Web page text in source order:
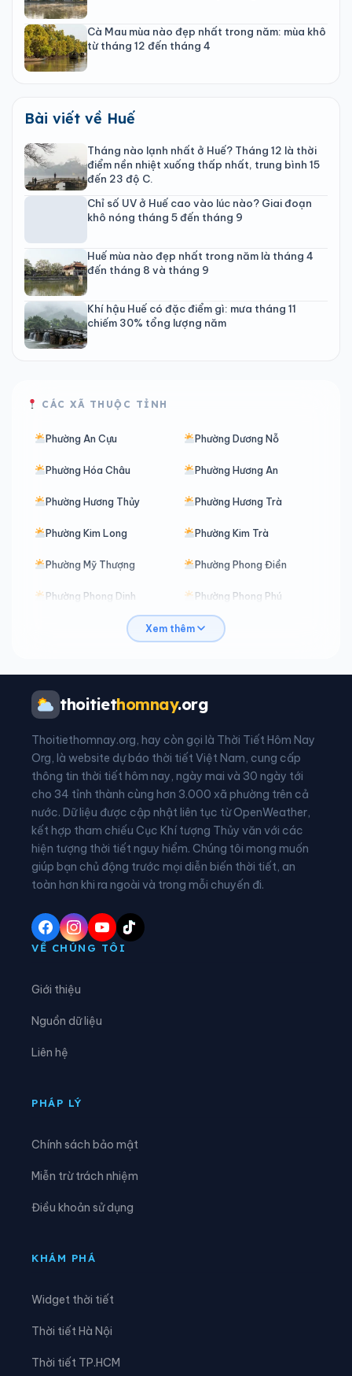
Cà Mau mùa nào đẹp nhất trong năm: mùa khô
từ tháng 12 đến tháng 4
Bài viết về Huế
Tháng nào lạnh nhất ở Huế? Tháng 12 là thời
điểm nền nhiệt xuống thấp nhất, trung bình 15
đến 23 độ C.
Chỉ số UV ở Huế cao vào lúc nào? Giai đoạn
khô nóng tháng 5 đến tháng 9
Huế mùa nào đẹp nhất trong năm là tháng 4
đến tháng 8 và tháng 9
Khí hậu Huế có đặc điểm gì: mưa tháng 11
chiếm 30% tổng lượng năm
CÁC XÃ THUỘC TỈNH
Phường An Cựu Phường Dương Nỗ
Phường Hóa Châu Phường Hương An
Phường Hương Thủy Phường Hương Trà
Phường Kim Long Phường Kim Trà
Phường Mỹ Thượng Phường Phong Điền
Phường Phong Dinh Phường Phong Phú
Phường Phong Quảng Phường Phong Thái
Phường Thanh Thủy
Phường Thuận Hóa
Phường Vỹ Dạ Xã A Lưới 1
Xã A Lưới 2 Xã A Lưới 3
Xã A Lưới 4 Xã A Lưới 5
Xã Bình Điền Xã Chân Mây - Lăng Cô
Xã Đan Điền Xã Hưng Lộc
Xã Khe Tre
Xã Long Quảng
Xem thêm
thoitiethomnay.org
Thoitiethomnay.org, hay còn gọi là Thời Tiết Hôm Nay
Org, là website dự báo thời tiết Việt Nam, cung cấp
thông tin thời tiết hôm nay, ngày mai và 30 ngày tới
cho 34 tỉnh thành cùng hơn 3.000 xã phường trên cả
nước. Dữ liệu được cập nhật liên tục từ OpenWeather,
kết hợp tham chiếu Cục Khí tượng Thủy văn với các
hiện tượng thời tiết nguy hiểm. Chúng tôi mong muốn
giúp bạn chủ động trước mọi diễn biến thời tiết, an
toàn hơn khi ra ngoài và trong mỗi chuyến đi.
VỀ CHÚNG TÔI
Giới thiệu
Nguồn dữ liệu
Liên hệ
PHÁP LÝ
Chính sách bảo mật
Miễn trừ trách nhiệm
Điều khoản sử dụng
KHÁM PHÁ
Widget thời tiết
Thời tiết Hà Nội
Thời tiết TP.HCM